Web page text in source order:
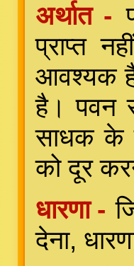
अर्थात -
प्राप्त
आवश्यक
है। पवन
साधक के
को दूर
धारणा -
देना,